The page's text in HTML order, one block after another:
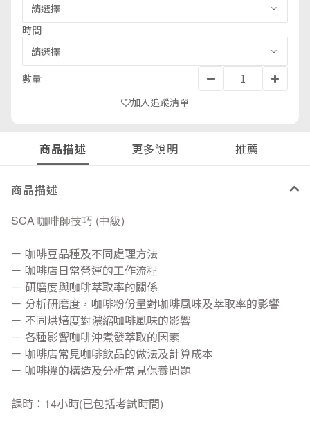
時間
數量
加入追蹤清單
商品描述 更多說明 推薦
商品描述
SCA 咖啡師技巧 (中級)
－ 咖啡豆品種及不同處理方法
－ 咖啡店日常營運的工作流程
－ 研磨度與咖啡萃取率的關係
－ 分析研磨度，咖啡粉份量對咖啡風味及萃取率的影響
－ 不同烘焙度對濃縮咖啡風味的影響
－ 各種影響咖啡沖煮發萃取的因素
－ 咖啡店常見咖啡飲品的做法及計算成本
－ 咖啡機的構造及分析常見保養問題
課時： 14小時(已包括考試時間)